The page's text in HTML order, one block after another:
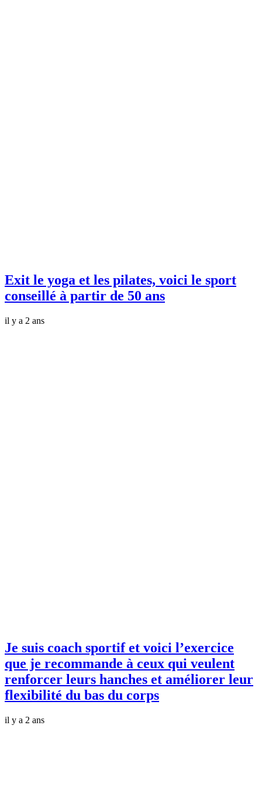
Exit le yoga et les pilates, voici le sport
conseillé à partir de 50 ans
il y a 2 ans
Je suis coach sportif et voici l’exercice
que je recommande à ceux qui veulent
renforcer leurs hanches et améliorer leur
flexibilité du bas du corps
il y a 2 ans